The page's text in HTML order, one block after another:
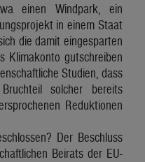
einen Windpark, ein
in einem Staat
die damit eingesparten
Klimakonto gutschreiben
Studien, dass
solcher bereits
Reduktionen
Der Beschluss
Beirats der EU-